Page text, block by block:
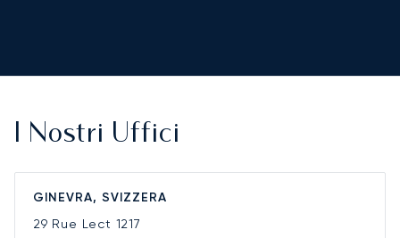
I Nostri Uffici
GINEVRA, SVIZZERA
29 Rue Lect 1217